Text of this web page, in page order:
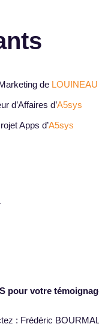
de LOUINEAU
d’Affaires d’A5sys
Apps d’A5sys
pour votre
: Frédéric